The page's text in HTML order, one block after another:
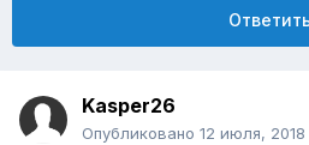
Kasper26
Опубликовано 12 июля, 2018